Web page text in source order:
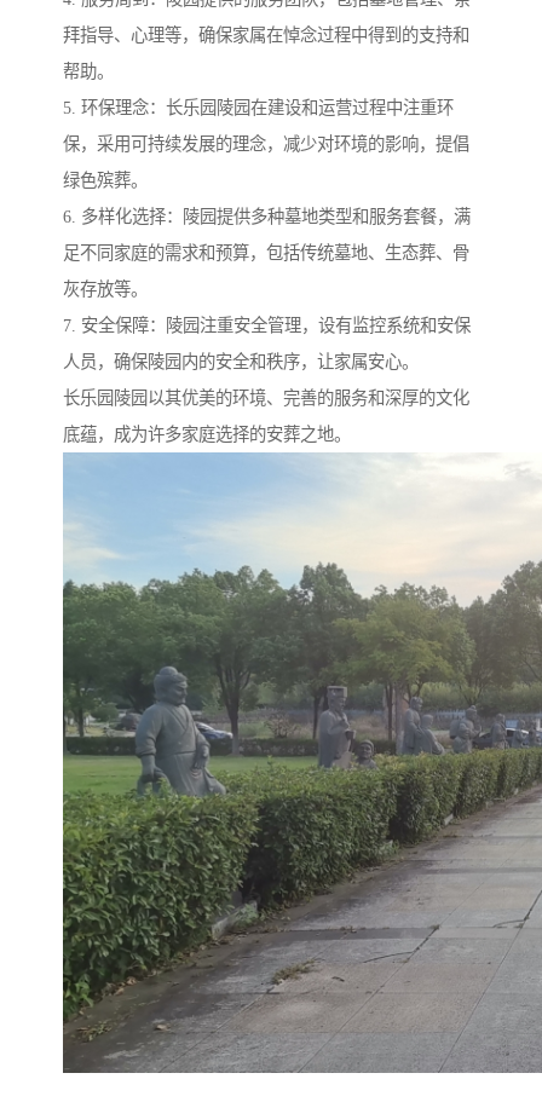
拜指导、心理等，确保家属在悼念过程中得到的支持和
帮助。
5. 环保理念：长乐园陵园在建设和运营过程中注重环
保，采用可持续发展的理念，减少对环境的影响，提倡
绿色殡葬。
6. 多样化选择：陵园提供多种墓地类型和服务套餐，满
足不同家庭的需求和预算，包括传统墓地、生态葬、骨
灰存放等。
7. 安全保障：陵园注重安全管理，设有监控系统和安保
人员，确保陵园内的安全和秩序，让家属安心。
长乐园陵园以其优美的环境、完善的服务和深厚的文化
底蕴，成为许多家庭选择的安葬之地。